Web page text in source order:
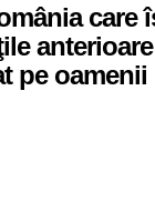
care
pe